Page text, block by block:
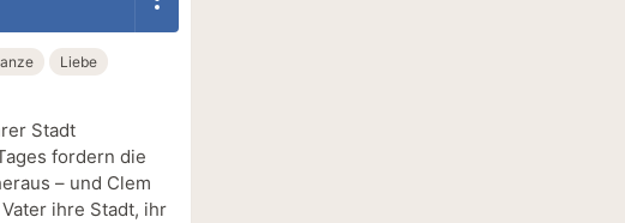
Liebe
Stadt
fordern die
– und Clem
ihre Stadt, ihr